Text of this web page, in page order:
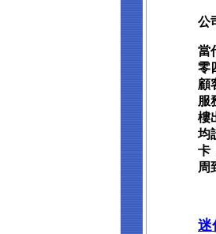
公
當
零
顧
服
樓
均
卡
周
迷